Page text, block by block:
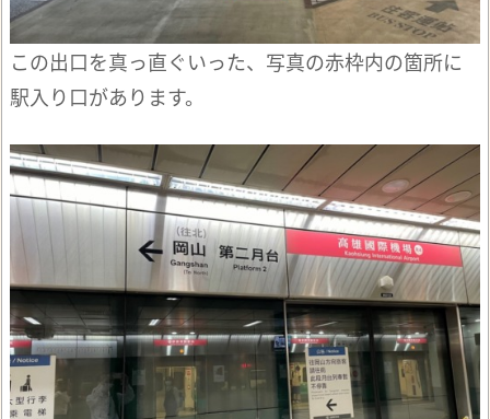
この出口を真っ直ぐいった、写真の赤枠内の箇所に
駅入り口があります。